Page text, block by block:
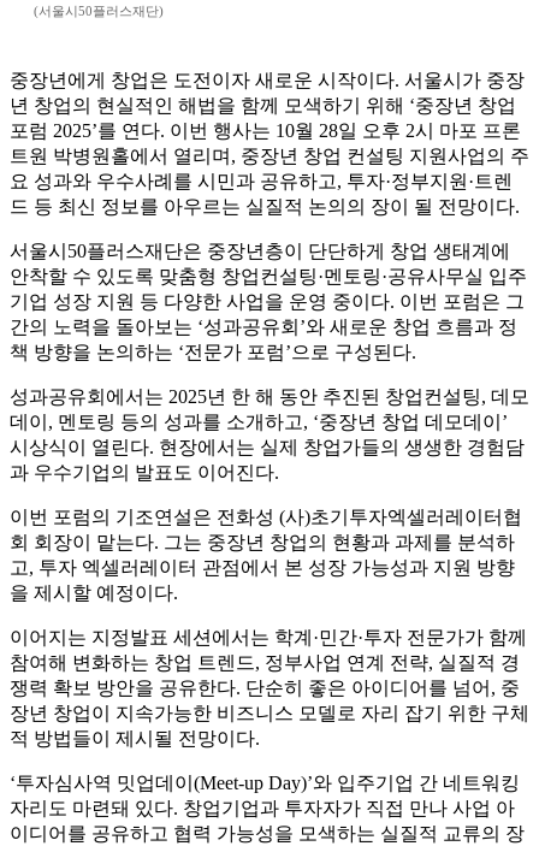
(서울시50플러스재단)
중장년에게 창업은 도전이자 새로운 시작이다. 서울시가 중장
년 창업의 현실적인 해법을 함께 모색하기 위해 ‘중장년 창업
포럼 2025’를 연다. 이번 행사는 10월 28일 오후 2시 마포 프론
트원 박병원홀에서 열리며, 중장년 창업 컨설팅 지원사업의 주
요 성과와 우수사례를 시민과 공유하고, 투자·정부지원·트렌
드 등 최신 정보를 아우르는 실질적 논의의 장이 될 전망이다.
서울시50플러스재단은 중장년층이 단단하게 창업 생태계에
안착할 수 있도록 맞춤형 창업컨설팅·멘토링·공유사무실 입주
기업 성장 지원 등 다양한 사업을 운영 중이다. 이번 포럼은 그
간의 노력을 돌아보는 ‘성과공유회’와 새로운 창업 흐름과 정
책 방향을 논의하는 ‘전문가 포럼’으로 구성된다.
성과공유회에서는 2025년 한 해 동안 추진된 창업컨설팅, 데모
데이, 멘토링 등의 성과를 소개하고, ‘중장년 창업 데모데이’
시상식이 열린다. 현장에서는 실제 창업가들의 생생한 경험담
과 우수기업의 발표도 이어진다.
이번 포럼의 기조연설은 전화성 (사)초기투자엑셀러레이터협
회 회장이 맡는다. 그는 중장년 창업의 현황과 과제를 분석하
고, 투자 엑셀러레이터 관점에서 본 성장 가능성과 지원 방향
을 제시할 예정이다.
이어지는 지정발표 세션에서는 학계·민간·투자 전문가가 함께
참여해 변화하는 창업 트렌드, 정부사업 연계 전략, 실질적 경
쟁력 확보 방안을 공유한다. 단순히 좋은 아이디어를 넘어, 중
장년 창업이 지속가능한 비즈니스 모델로 자리 잡기 위한 구체
적 방법들이 제시될 전망이다.
‘투자심사역 밋업데이(Meet-up Day)’와 입주기업 간 네트워킹
자리도 마련돼 있다. 창업기업과 투자자가 직접 만나 사업 아
이디어를 공유하고 협력 가능성을 모색하는 실질적 교류의 장